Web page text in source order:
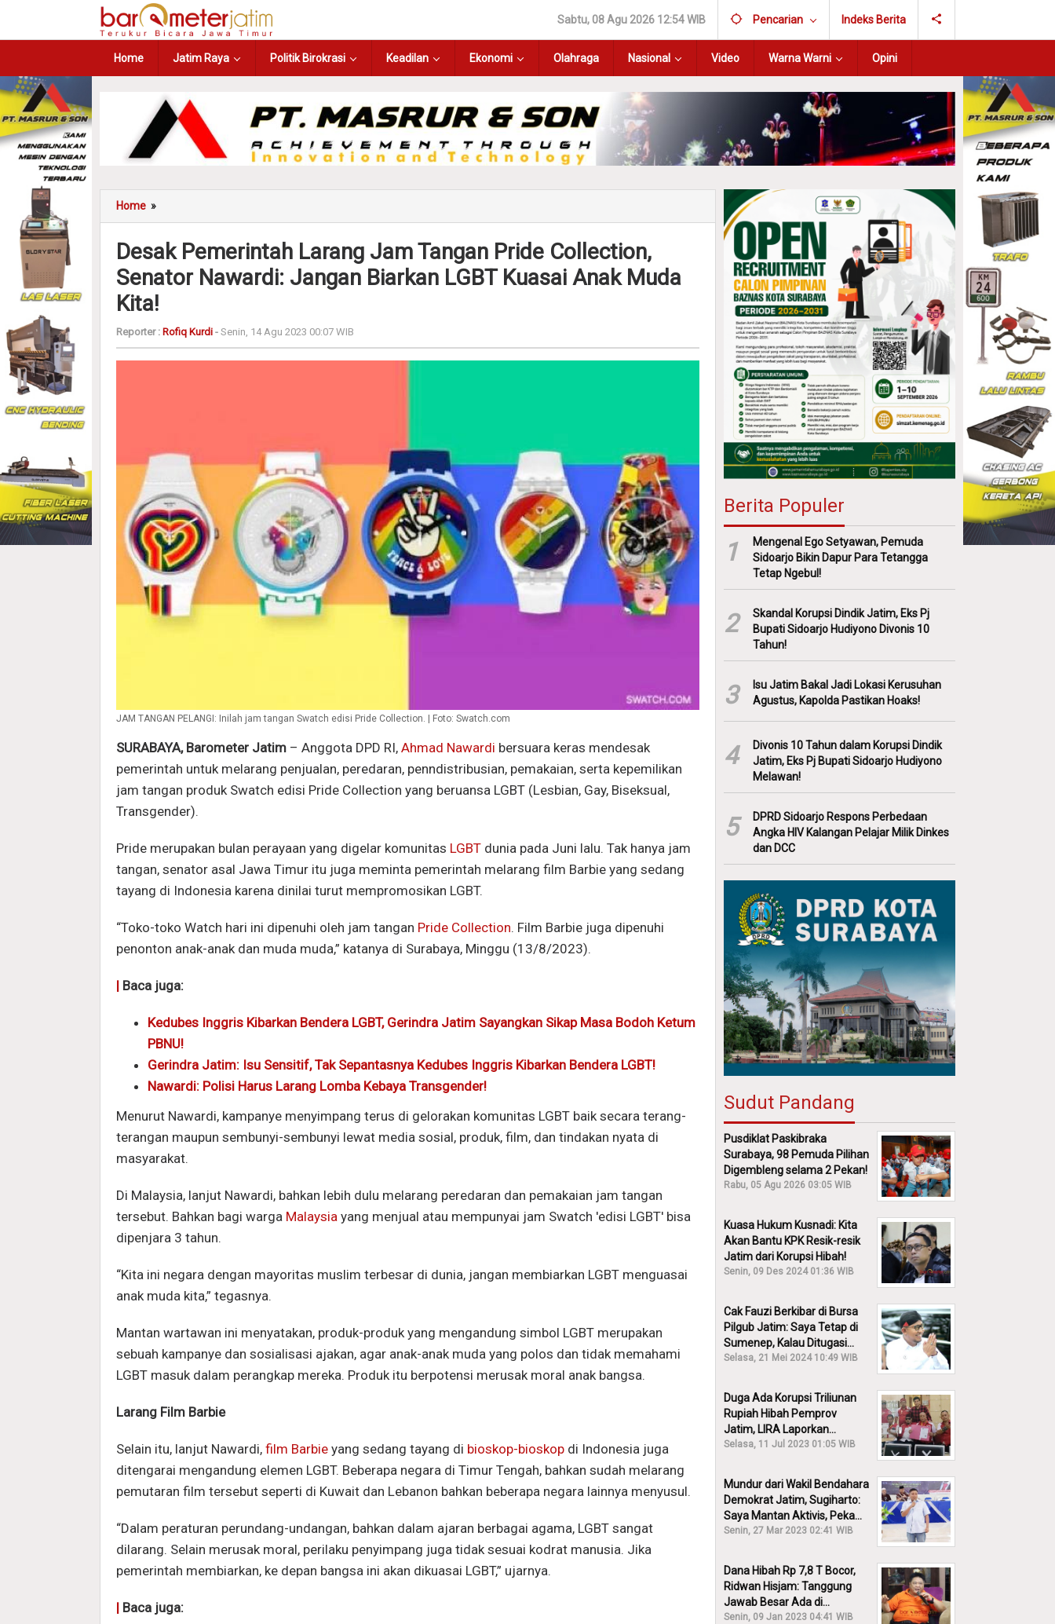
Sabtu, 08 Agu 2026 12:54 WIB Pencarian Indeks Berita
Home Jatim Raya Politik Birokrasi Keadilan Ekonomi Olahraga Nasional Video Warna Warni Opini
Home »
Desak Pemerintah Larang Jam Tangan Pride Collection,
Senator Nawardi: Jangan Biarkan LGBT Kuasai Anak Muda
Kita!
Reporter : Rofiq Kurdi - Senin, 14 Agu 2023 00:07 WIB
JAM TANGAN PELANGI: Inilah jam tangan Swatch edisi Pride Collection. | Foto: Swatch.com
SURABAYA, Barometer Jatim – Anggota DPD RI, Ahmad Nawardi bersuara keras mendesak
pemerintah untuk melarang penjualan, peredaran, penndistribusian, pemakaian, serta kepemilikan
jam tangan produk Swatch edisi Pride Collection yang beruansa LGBT (Lesbian, Gay, Biseksual,
Transgender).
Pride merupakan bulan perayaan yang digelar komunitas LGBT dunia pada Juni lalu. Tak hanya jam
tangan, senator asal Jawa Timur itu juga meminta pemerintah melarang film Barbie yang sedang
tayang di Indonesia karena dinilai turut mempromosikan LGBT.
“Toko-toko Watch hari ini dipenuhi oleh jam tangan Pride Collection. Film Barbie juga dipenuhi
penonton anak-anak dan muda muda,” katanya di Surabaya, Minggu (13/8/2023).
| Baca juga:
Kedubes Inggris Kibarkan Bendera LGBT, Gerindra Jatim Sayangkan Sikap Masa Bodoh Ketum
PBNU!
Gerindra Jatim: Isu Sensitif, Tak Sepantasnya Kedubes Inggris Kibarkan Bendera LGBT!
Nawardi: Polisi Harus Larang Lomba Kebaya Transgender!
Menurut Nawardi, kampanye menyimpang terus di gelorakan komunitas LGBT baik secara terang-
terangan maupun sembunyi-sembunyi lewat media sosial, produk, film, dan tindakan nyata di
masyarakat.
Di Malaysia, lanjut Nawardi, bahkan lebih dulu melarang peredaran dan pemakaian jam tangan
tersebut. Bahkan bagi warga Malaysia yang menjual atau mempunyai jam Swatch 'edisi LGBT' bisa
dipenjara 3 tahun.
“Kita ini negara dengan mayoritas muslim terbesar di dunia, jangan membiarkan LGBT menguasai
anak muda kita,” tegasnya.
Mantan wartawan ini menyatakan, produk-produk yang mengandung simbol LGBT merupakan
sebuah kampanye dan sosialisasi ajakan, agar anak-anak muda yang polos dan tidak memahami
LGBT masuk dalam perangkap mereka. Produk itu berpotensi merusak moral anak bangsa.
Larang Film Barbie
Selain itu, lanjut Nawardi, film Barbie yang sedang tayang di bioskop-bioskop di Indonesia juga
ditengarai mengandung elemen LGBT. Beberapa negara di Timur Tengah, bahkan sudah melarang
pemutaran film tersebut seperti di Kuwait dan Lebanon bahkan beberapa negara lainnya menyusul.
“Dalam peraturan perundang-undangan, bahkan dalam ajaran berbagai agama, LGBT sangat
dilarang. Selain merusak moral, perilaku penyimpang juga tidak sesuai kodrat manusia. Jika
pemerintah membiarkan, ke depan bangsa ini akan dikuasai LGBT,” ujarnya.
| Baca juga:
Berita Populer
1
Mengenal Ego Setyawan, Pemuda
Sidoarjo Bikin Dapur Para Tetangga
Tetap Ngebul!
2
Skandal Korupsi Dindik Jatim, Eks Pj
Bupati Sidoarjo Hudiyono Divonis 10
Tahun!
3
Isu Jatim Bakal Jadi Lokasi Kerusuhan
Agustus, Kapolda Pastikan Hoaks!
4
Divonis 10 Tahun dalam Korupsi Dindik
Jatim, Eks Pj Bupati Sidoarjo Hudiyono
Melawan!
5
DPRD Sidoarjo Respons Perbedaan
Angka HIV Kalangan Pelajar Milik Dinkes
dan DCC
Sudut Pandang
Pusdiklat Paskibraka
Surabaya, 98 Pemuda Pilihan
Digembleng selama 2 Pekan!
Rabu, 05 Agu 2026 03:05 WIB
Kuasa Hukum Kusnadi: Kita
Akan Bantu KPK Resik-resik
Jatim dari Korupsi Hibah!
Senin, 09 Des 2024 01:36 WIB
Cak Fauzi Berkibar di Bursa
Pilgub Jatim: Saya Tetap di
Sumenep, Kalau Ditugasi
Partai Lain Cerita!
Selasa, 21 Mei 2024 10:49 WIB
Duga Ada Korupsi Triliunan
Rupiah Hibah Pemprov
Jatim, LIRA Laporkan
Khofifah ke KPK: Dia Harus
Selasa, 11 Jul 2023 01:05 WIB
Mundur dari Wakil Bendahara
Demokrat Jatim, Sugiharto:
Saya Mantan Aktivis, Peka
Sekali Kalau Ada yang
Senin, 27 Mar 2023 02:41 WIB
Dana Hibah Rp 7,8 T Bocor,
Ridwan Hisjam: Tanggung
Jawab Besar Ada di
Pemprov, Bukan DPRD Jatim!
Senin, 09 Jan 2023 04:41 WIB